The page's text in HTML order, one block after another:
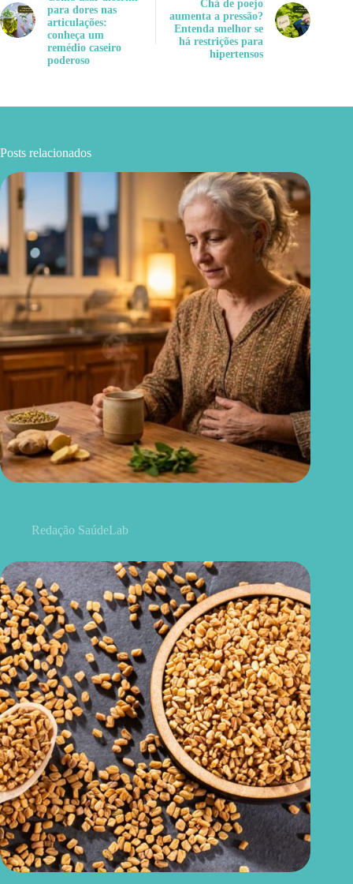
para dores nas
articulações:
conheça um
remédio caseiro
poderoso
Chá de poejo
aumenta a pressão?
Entenda melhor se
há restrições para
hipertensos
Posts relacionados
Redação SaúdeLab